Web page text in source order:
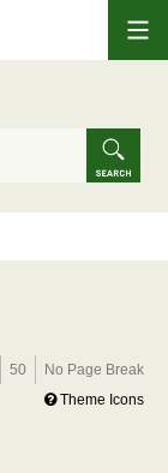
50
No Page Break
Theme Icons